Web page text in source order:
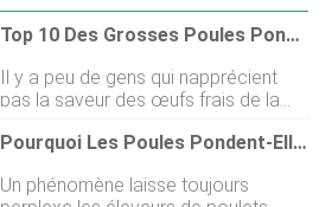
Top 10 Des Grosses Poules Pondeuses
Il y a peu de gens qui napprécient
pas la saveur des œufs frais de la
ferme pour le petit déjeuner ou pour
la cuisson. Mais saviez-vous quil
dœufs ? Certaines poules peuvent
Pourquoi Les Poules Pondent-Elles Des Œufs Sans Coquille ?
Un phénomène laisse toujours